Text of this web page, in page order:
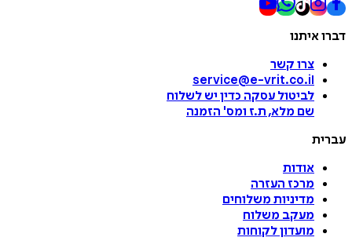
דברו איתנו
צרו קשר
service@e-vrit.co.il
לביטול עסקה כדין יש לשלוח
שם מלא, ת.ז ומס' הזמנה
עברית
אודות
מרכז העזרה
מדיניות משלוחים
מעקב משלוח
מועדון לקוחות